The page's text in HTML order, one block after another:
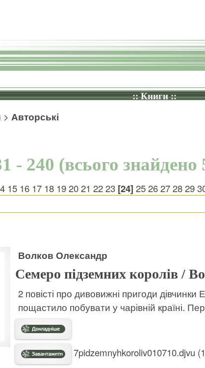
:: Книги ::
> Авторські
- 240 (всього знайдено
15 16 17 18 19 20 21 22 23 [24] 25 26 27 28 29
Волков Олександр
Семеро підземних королів /
2 повісті про дивовижні пригоди дівчинки
пощастило побувати у чарівній країні.
7pidzemnyhkoroliv010710.djvu